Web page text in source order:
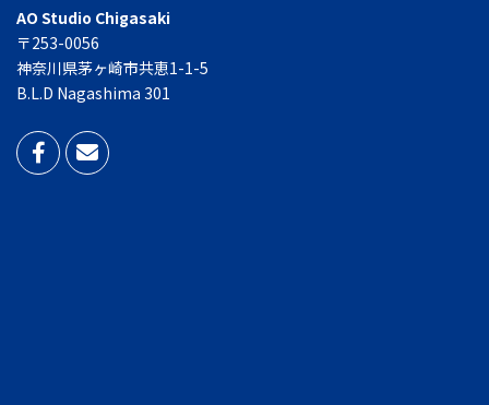
AO Studio Chigasaki
〒253-0056
神奈川県茅ヶ崎市共恵1-1-5
B.L.D Nagashima 301